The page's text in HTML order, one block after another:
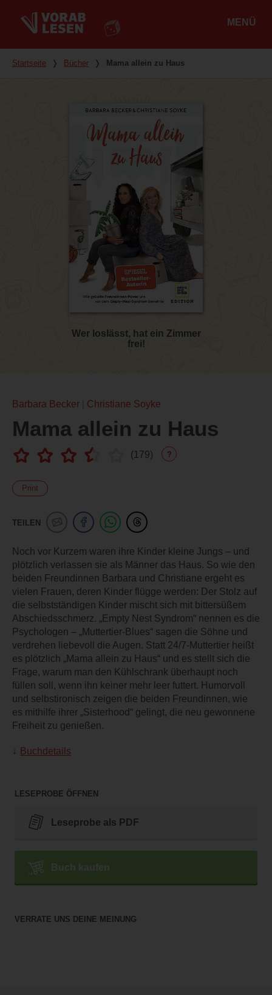
MENÜ
Du bist hier
Startseite ❭ Bücher ❭ Mama allein zu Haus
Wer loslässt, hat ein Zimmer
frei!
Barbara Becker Christiane Soyke
Mama allein zu Haus
(179) ?
Print
TEILEN
Noch vor Kurzem waren ihre Kinder kleine Jungs – und
plötzlich verlassen sie als Männer das Haus. So wie den
beiden Freundinnen Barbara und Christiane ergeht es
vielen Frauen, deren Kinder flügge werden: Der Stolz auf
die selbstständigen Kinder mischt sich mit bittersüßem
Abschiedsschmerz. „Empty Nest Syndrom“ nennen es die
Psychologen – „Muttertier-Blues“ sagen die Söhne und
verdrehen liebevoll die Augen. Statt 24/7-Muttertier heißt
es plötzlich „Mama allein zu Haus“ und es stellt sich die
Frage, warum man den Kühlschrank überhaupt noch
füllen soll, wenn ihn keiner mehr leer futtert. Humorvoll
und selbstironisch zeigen die beiden Freundinnen, wie
es mithilfe ihrer „Sisterhood“ gelingt, die neu gewonnene
Freiheit zu genießen.
Buchdetails
LESEPROBE ÖFFNEN
Leseprobe als PDF
Buch kaufen
VERRATE UNS DEINE MEINUNG